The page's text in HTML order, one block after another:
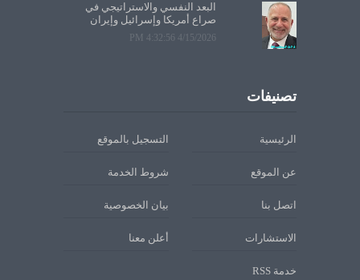
البعد النفسي والاستراتيجي في
صراع أمريكا وإسرائيل وإيران
4/15/2026 4:32:56 PM
تصنيفات
الرئيسية التسجيل بالموقع
عن الموقع شروط الخدمة
اتصل بنا بيان الخصوصية
الاستشارات أعلن معنا
خدمة RSS